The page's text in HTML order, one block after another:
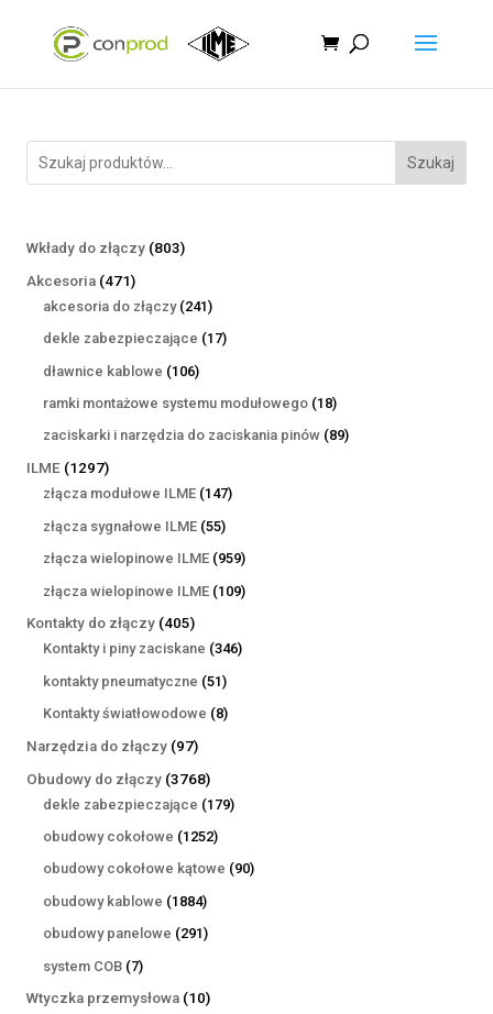
Szukaj
Wkłady do złączy 803803
Akcesoria 471471
produktów
akcesoria do złączy 241241
produktów
dekle zabezpieczające 1717
dławnice kablowe 106106
produktów
ramki montażowe systemu modułowego 1818
produktów
zaciskarki i narzędzia do zaciskania pinów 8989
ILME 12971297
produktów
złącza modułowe ILME 147147
złącza sygnałowe ILME 5555
produktów
złącza wielopinowe ILME 959959
produktów
złącza wielopinowe ILME 109109
Kontakty do złączy 405405
produktów
Kontakty i piny zaciskane 346346
kontakty pneumatyczne 5151
produktów
Kontakty światłowodowe 88
Narzędzia do złączy 9797
produktów
Obudowy do złączy 37683768
produktów
dekle zabezpieczające 179179
obudowy cokołowe 12521252
produkty
obudowy cokołowe kątowe 9090
obudowy kablowe 18841884
produkty
obudowy panelowe 291291
system COB 77
produktów
Wtyczka przemysłowa 1010